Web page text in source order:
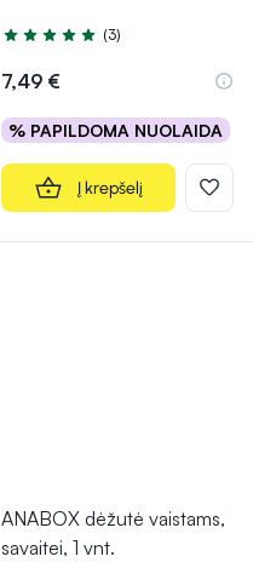
Įvertinimas 5.0 iš 5
(3)
7,49 €
% PAPILDOMA NUOLAIDA
Į krepšelį
ANABOX dėžutė vaistams,
savaitei, 1 vnt.